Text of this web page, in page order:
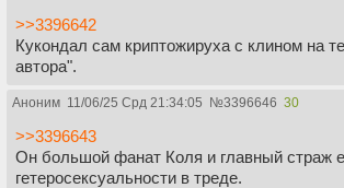
>>3396642
Кукондал сам криптожируха с клином на
автора".
Аноним 11/06/25 Срд 21:34:05 №3396646 30
>>3396643
Он большой фанат Коля и главный страж
гетеросексуальности в треде.